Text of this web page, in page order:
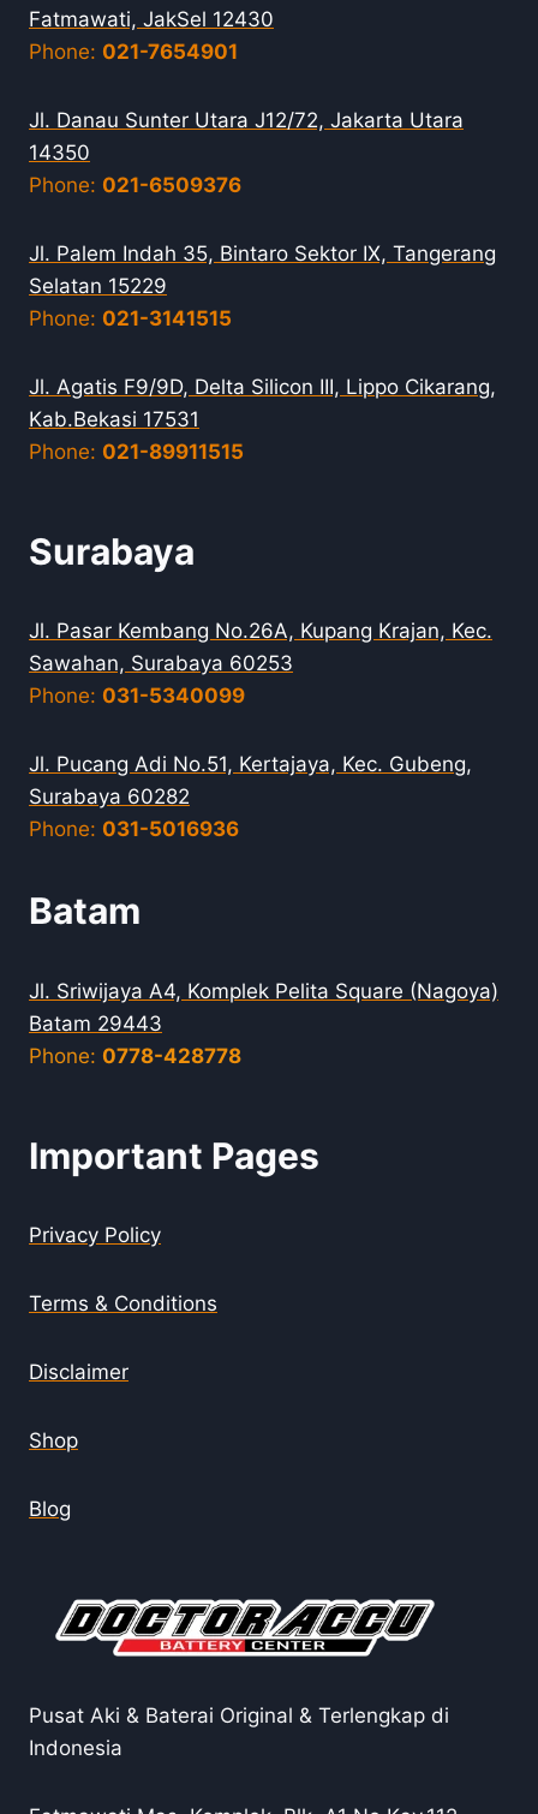
Fatmawati, JakSel 12430
Phone: 021-7654901
Jl. Danau Sunter Utara J12/72, Jakarta Utara
14350
Phone: 021-6509376
Jl. Palem Indah 35, Bintaro Sektor IX, Tangerang
Selatan 15229
Phone: 021-3141515
Jl. Agatis F9/9D, Delta Silicon III, Lippo Cikarang,
Kab.Bekasi 17531
Phone: 021-89911515
Surabaya
Jl. Pasar Kembang No.26A, Kupang Krajan, Kec.
Sawahan, Surabaya 60253
Phone: 031-5340099
Jl. Pucang Adi No.51, Kertajaya, Kec. Gubeng,
Surabaya 60282
Phone: 031-5016936
Batam
Jl. Sriwijaya A4, Komplek Pelita Square (Nagoya)
Batam 29443
Phone: 0778-428778
Important Pages
Privacy Policy
Terms & Conditions
Disclaimer
Shop
Blog
Pusat Aki & Baterai Original & Terlengkap di
Indonesia